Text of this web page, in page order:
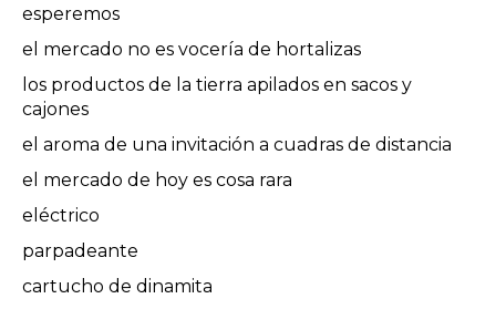
esperemos
el mercado no es vocería de hortalizas
los productos de la tierra apilados en sacos y
cajones
el aroma de una invitación a cuadras de distancia
el mercado de hoy es cosa rara
eléctrico
parpadeante
cartucho de dinamita